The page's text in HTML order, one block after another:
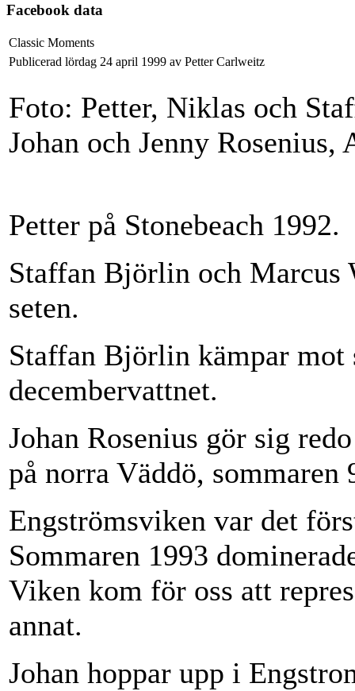
Facebook data
Classic Moments
Publicerad lördag 24 april 1999 av Petter Carlweitz
Foto: Petter, Niklas och
Johan och Jenny Rosenius,
Petter på Stonebeach 1992.
Staffan Björlin och Marcus
seten.
Staffan Björlin kämpar
decembervattnet.
Johan Rosenius gör sig
på norra Väddö, sommaren
Engströmsviken var det
Sommaren 1993
Viken kom för oss att
annat.
Johan hoppar upp i